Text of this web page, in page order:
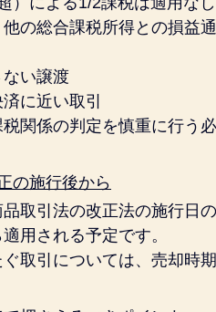
の総合課税所得との損益
い譲渡
に近い取引
関係の判定を慎重に行う
の施行後から
取引法の改正法の施行日
用される予定です。
引については、売却時期